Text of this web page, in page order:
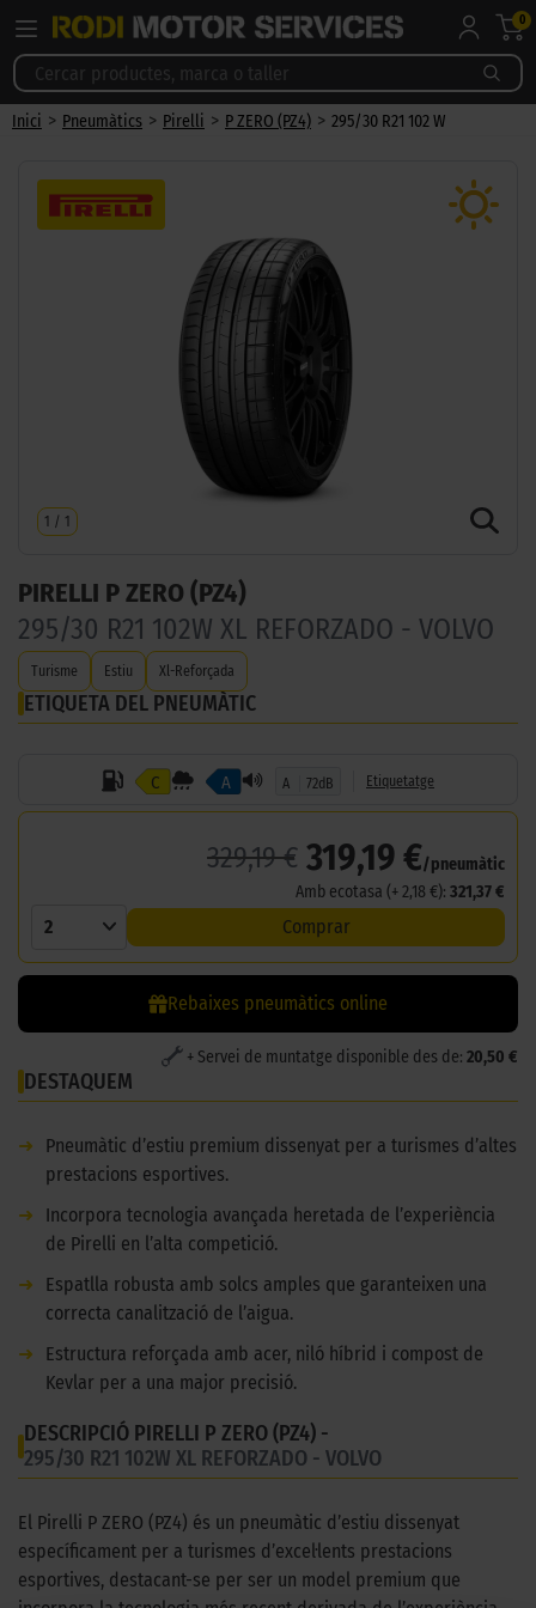
0
Inici > Pneumàtics > Pirelli > P ZERO (PZ4) > 295/30 R21 102 W
1 / 1
PIRELLI P ZERO (PZ4)
295/30 R21 102W XL REFORZADO - VOLVO
Turisme Estiu Xl-Reforçada
ETIQUETA DEL PNEUMÀTIC
C A A 72dB Etiquetatge
329,19 € 319,19 €/pneumàtic
Amb ecotasa (+ 2,18 €): 321,37 €
2 Comprar
Rebaixes pneumàtics online
+ Servei de muntatge disponible des de: 20,50 €
DESTAQUEM
➜
Pneumàtic d’estiu premium dissenyat per a turismes d’altes
prestacions esportives.
➜
Incorpora tecnologia avançada heretada de l’experiència
de Pirelli en l’alta competició.
➜
Espatlla robusta amb solcs amples que garanteixen una
correcta canalització de l’aigua.
➜
Estructura reforçada amb acer, niló híbrid i compost de
Kevlar per a una major precisió.
DESCRIPCIÓ PIRELLI P ZERO (PZ4) -
295/30 R21 102W XL REFORZADO - VOLVO
El Pirelli P ZERO (PZ4) és un pneumàtic d’estiu dissenyat
específicament per a turismes d’excel·lents prestacions
esportives, destacant-se per ser un model premium que